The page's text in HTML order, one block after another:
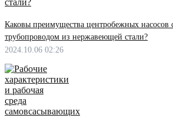
Каковы преимущества центробежных насосов
трубопроводом из нержавеющей стали?
2024.10.06 02:26